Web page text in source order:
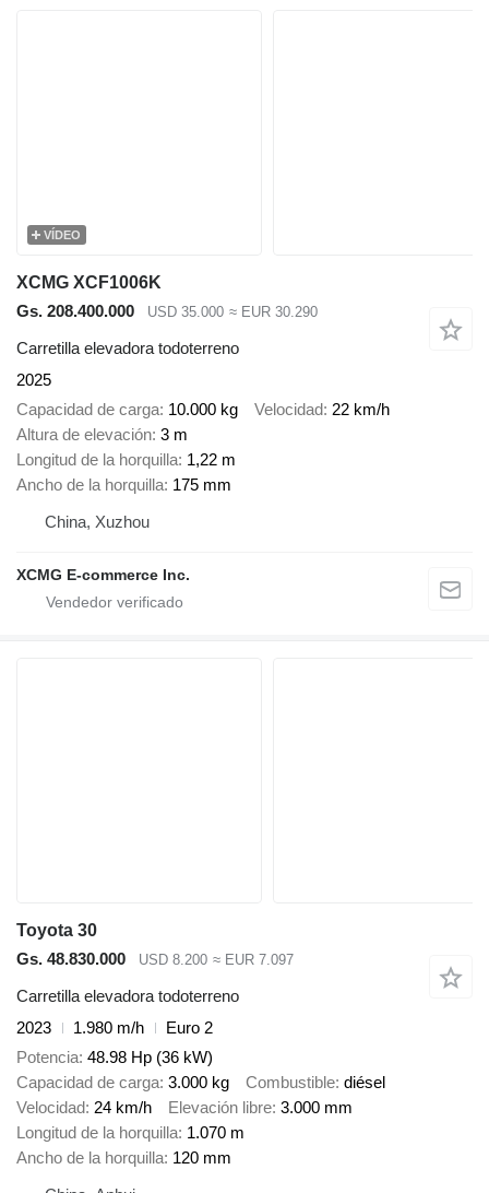
VÍDEO
XCMG XCF1006K
Gs. 208.400.000
USD 35.000 ≈ EUR 30.290
Carretilla elevadora todoterreno
2025
Capacidad de carga 10.000 kg Velocidad 22 km/h
Altura de elevación 3 m
Longitud de la horquilla 1,22 m
Ancho de la horquilla 175 mm
China, Xuzhou
XCMG E-commerce Inc.
Toyota 30
Gs. 48.830.000
USD 8.200 ≈ EUR 7.097
Carretilla elevadora todoterreno
2023
1.980 m/h
Euro 2
Potencia 48.98 Hp (36 kW)
Capacidad de carga 3.000 kg Combustible diésel
Velocidad 24 km/h Elevación libre 3.000 mm
Longitud de la horquilla 1.070 m
Ancho de la horquilla 120 mm